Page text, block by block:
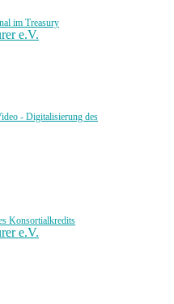
im Treasury
e.V.
- Digitalisierung des
Konsortialkredits
e.V.